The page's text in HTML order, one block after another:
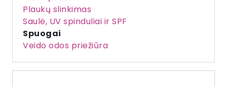
Plaukų slinkimas
Saulė, UV spinduliai ir SPF
Spuogai
Veido odos priežiūra